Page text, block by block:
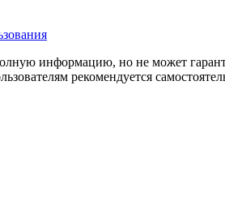
информацию, но не может
рекомендуется